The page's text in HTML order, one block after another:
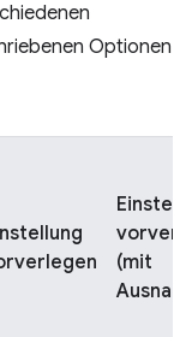
Optionen
(mit